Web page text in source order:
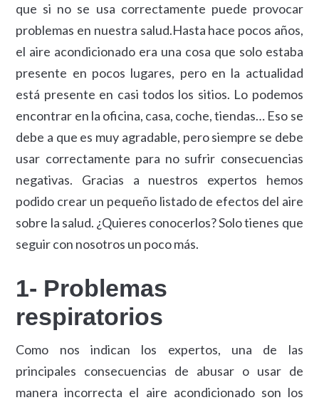
que si no se usa correctamente puede provocar
problemas en nuestra salud.Hasta hace pocos años,
el aire acondicionado era una cosa que solo estaba
presente en pocos lugares, pero en la actualidad
está presente en casi todos los sitios. Lo podemos
encontrar en la oficina, casa, coche, tiendas… Eso se
debe a que es muy agradable, pero siempre se debe
usar correctamente para no sufrir consecuencias
negativas. Gracias a nuestros expertos hemos
podido crear un pequeño listado de efectos del aire
sobre la salud. ¿Quieres conocerlos? Solo tienes que
seguir con nosotros un poco más.
1- Problemas
respiratorios
Como nos indican los expertos, una de las
principales consecuencias de abusar o usar de
manera incorrecta el aire acondicionado son los